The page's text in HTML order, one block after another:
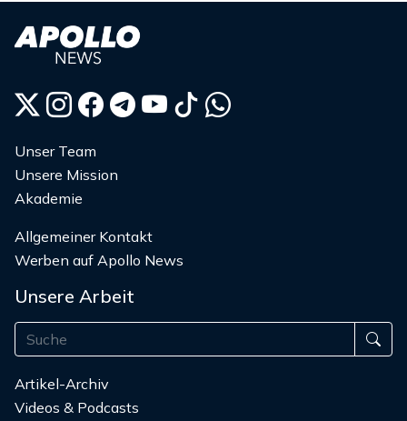
Unser Team
Unsere Mission
Akademie
Allgemeiner Kontakt
Werben auf Apollo News
Unsere Arbeit
Artikel-Archiv
Videos & Podcasts